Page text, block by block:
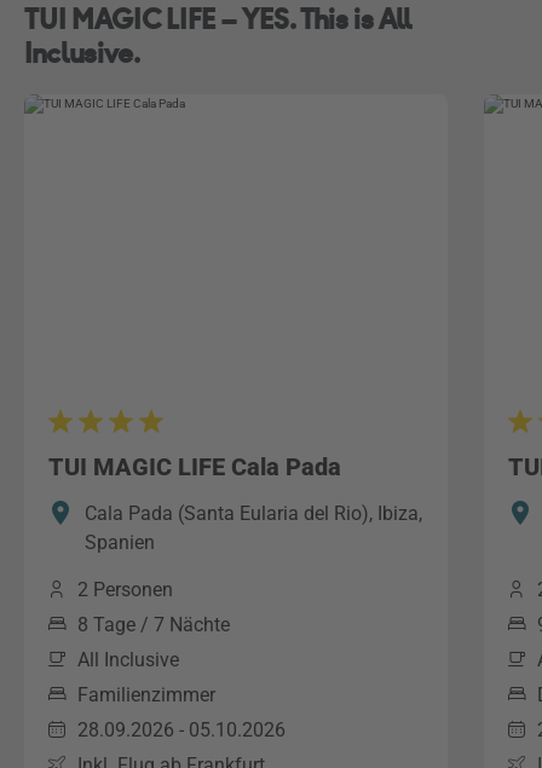
TUI MAGIC LIFE – YES. This is All
Inclusive.
TUI MAGIC LIFE Cala Pada
Cala Pada (Santa Eularia del Rio), Ibiza,
Spanien
2 Personen
8 Tage / 7 Nächte
All Inclusive
Familienzimmer
28.09.2026 - 05.10.2026